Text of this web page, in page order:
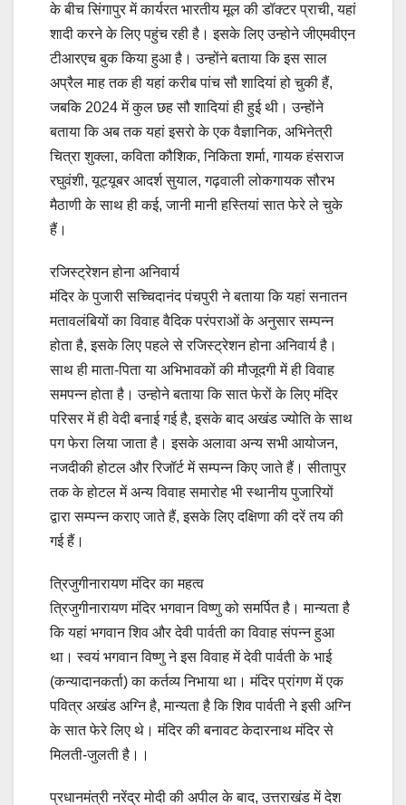
के बीच सिंगापुर में कार्यरत भारतीय मूल की डॉक्टर प्राची, यहां
शादी करने के लिए पहुंच रही है। इसके लिए उन्होने जीएमवीएन
टीआरएच बुक किया हुआ है। उन्होंने बताया कि इस साल
अप्रैल माह तक ही यहां करीब पांच सौ शादियां हो चुकी हैं,
जबकि 2024 में कुल छह सौ शादियां ही हुई थी। उन्होंने
बताया कि अब तक यहां इसरो के एक वैज्ञानिक, अभिनेत्री
चित्रा शुक्ला, कविता कौशिक, निकिता शर्मा, गायक हंसराज
रघुवंशी, यूट्यूबर आदर्श सुयाल, गढ़वाली लोकगायक सौरभ
मैठाणी के साथ ही कई, जानी मानी हस्तियां सात फेरे ले चुके
हैं।
रजिस्ट्रेशन होना अनिवार्य
मंदिर के पुजारी सच्चिदानंद पंचपुरी ने बताया कि यहां सनातन
मतावलंबियों का विवाह वैदिक परंपराओं के अनुसार सम्पन्न
होता है, इसके लिए पहले से रजिस्ट्रेशन होना अनिवार्य है।
साथ ही माता-पिता या अभिभावकों की मौजूदगी में ही विवाह
समपन्न होता है। उन्होने बताया कि सात फेरों के लिए मंदिर
परिसर में ही वेदी बनाई गई है, इसके बाद अखंड ज्योति के साथ
पग फेरा लिया जाता है। इसके अलावा अन्य सभी आयोजन,
नजदीकी होटल और रिजॉर्ट में सम्पन्न किए जाते हैं। सीतापुर
तक के होटल में अन्य विवाह समारोह भी स्थानीय पुजारियों
द्वारा सम्पन्न कराए जाते हैं, इसके लिए दक्षिणा की दरें तय की
गई हैं।
त्रिजुगीनारायण मंदिर का महत्व
त्रिजुगीनारायण मंदिर भगवान विष्णु को समर्पित है। मान्यता है
कि यहां भगवान शिव और देवी पार्वती का विवाह संपन्न हुआ
था। स्वयं भगवान विष्णु ने इस विवाह में देवी पार्वती के भाई
(कन्यादानकर्ता) का कर्तव्य निभाया था। मंदिर प्रांगण में एक
पवित्र अखंड अग्नि है, मान्यता है कि शिव पार्वती ने इसी अग्नि
के सात फेरे लिए थे। मंदिर की बनावट केदारनाथ मंदिर से
मिलती-जुलती है।।
प्रधानमंत्री नरेंद्र मोदी की अपील के बाद, उत्तराखंड में देश